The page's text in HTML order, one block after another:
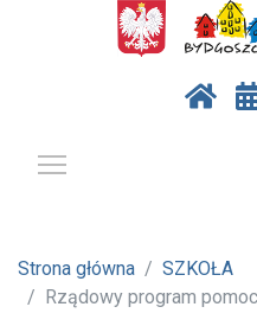
Strona główna
SZKOŁA
Rządowy program